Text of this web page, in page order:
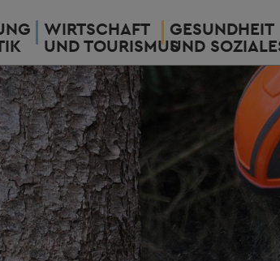
WIRTSCHAFT
UND TOURISMUS
GESUNDHEIT
UND